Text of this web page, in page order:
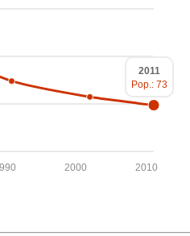
2010
2000
2011
Pop.: 73